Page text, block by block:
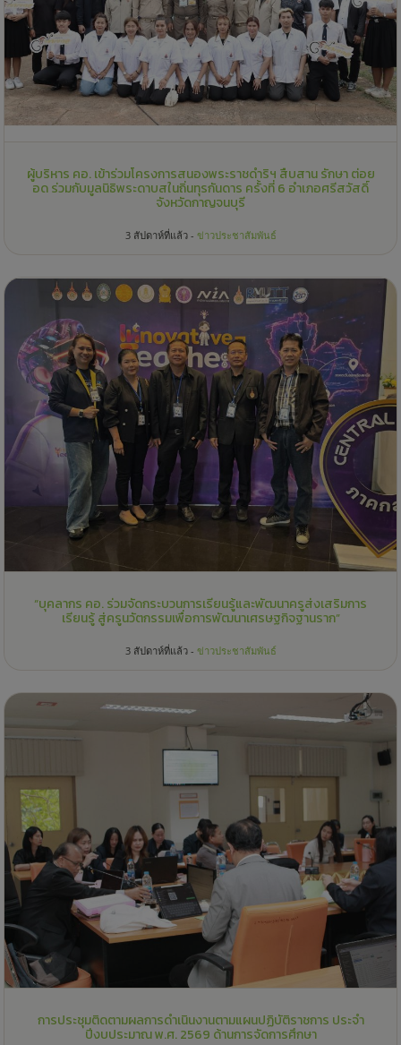
ผู้บริหาร คอ. เข้าร่วมโครงการสนองพระราชดำริฯ สืบสาน รักษา ต่อย
อด ร่วมกับมูลนิธิพระดาบสในถิ่นทุรกันดาร ครั้งที่ 6 อำเภอศรีสวัสดิ์
จังหวัดกาญจนบุรี
3 สัปดาห์ที่แล้ว - ข่าวประชาสัมพันธ์
“บุคลากร คอ. ร่วมจัดกระบวนการเรียนรู้และพัฒนาครูส่งเสริมการ
เรียนรู้ สู่ครูนวัตกรรมเพื่อการพัฒนาเศรษฐกิจฐานราก”
3 สัปดาห์ที่แล้ว - ข่าวประชาสัมพันธ์
การประชุมติดตามผลการดำเนินงานตามแผนปฏิบัติราชการ ประจำ
ปีงบประมาณ พ.ศ. 2569 ด้านการจัดการศึกษา